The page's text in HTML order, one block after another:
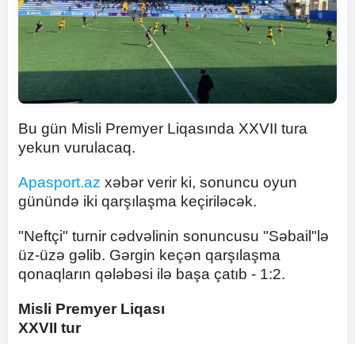
Bu gün Misli Premyer Liqasında XXVII tura
yekun vurulacaq.
Apasport.az xəbər verir ki, sonuncu oyun
günündə iki qarşılaşma keçiriləcək.
"Neftçi" turnir cədvəlinin sonuncusu "Səbail"lə
üz-üzə gəlib. Gərgin keçən qarşılaşma
qonaqların qələbəsi ilə başa çatıb - 1:2.
Misli Premyer Liqası
XXVII tur